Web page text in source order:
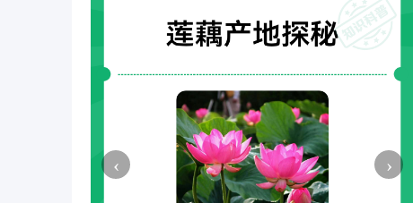
‹ ›